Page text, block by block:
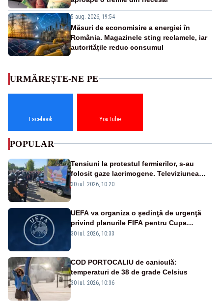
5 aug. 2026, 19:54
Măsuri de economisire a energiei în
România. Magazinele sting reclamele, iar
autoritățile reduc consumul
URMĂREȘTE-NE PE
Facebook YouTube
POPULAR
Tensiuni la protestul fermierilor, s-au
folosit gaze lacrimogene. Televiziunea
Poporului face apel la calm – LIVE TEXT
30 iul. 2026, 10:20
UEFA va organiza o şedinţă de urgenţă
privind planurile FIFA pentru Cupa
Mondială
30 iul. 2026, 10:33
COD PORTOCALIU de caniculă:
temperaturi de 38 de grade Celsius
30 iul. 2026, 10:36